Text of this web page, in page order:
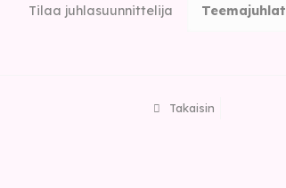
Tilaa juhlasuunnittelija Teemajuhlat
Takaisin